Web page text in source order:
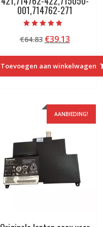
001,714762-271
5.00
van 5
€64.83
was:
€64.83.
€39.13Huidige
is:
€39.13.
Toevoegen aan winkelwagen
AANBIEDING!